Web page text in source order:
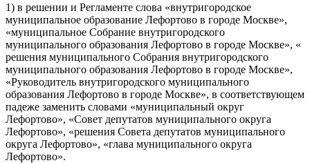
1) в решении и Регламенте слова «внутригородское
муниципальное образование Лефортово в городе Москве»,
«муниципальное Собрание внутригородского
муниципального образования Лефортово в городе Москве», «
решения муниципального Собрания внутригородского
муниципального образования Лефортово в городе Москве»,
«Руководитель внутригородского муниципального
образования Лефортово в городе Москве», в соответствующем
падеже заменить словами «муниципальный округ
Лефортово», «Совет депутатов муниципального округа
Лефортово», «решения Совета депутатов муниципального
округа Лефортово», «глава муниципального округа
Лефортово».